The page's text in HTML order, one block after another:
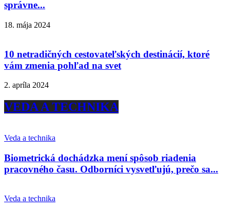
správne...
18. mája 2024
10 netradičných cestovateľských destinácií, ktoré
vám zmenia pohľad na svet
2. apríla 2024
VEDA A TECHNIKA
Veda a technika
Biometrická dochádzka mení spôsob riadenia
pracovného času. Odborníci vysvetľujú, prečo sa...
Veda a technika